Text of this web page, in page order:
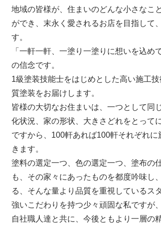
地域の皆様が、住まいのどんな小さなこ
ができ、末永く愛されるお店を目指して
す。
「一軒一軒、一塗り一塗りに想いを込め
の信念です。
1級塗装技能士をはじめとした高い施工
質塗装をお届けします。
皆様の大切なお住まいは、一つとして同
化状況、家の形状、大きさどれをとって
ですから、100軒あれば100軒それぞれ
きます。
塗料の選定一つ、色の選定一つ、塗布の
も、その家々にあったものを都度吟味し
る、そんな量より品質を重視しているス
強いこだわりを持つ少々頑固な私ですが
自社職人達と共に、今後ともより一層の